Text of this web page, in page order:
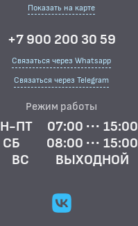
Показать на карте
+7 900 200 30 59
Связаться через Whatsapp
Связаться через Telegram
Режим работы
ПТ
07:00 ··· 15:00
СБ
08:00 ··· 15:00
ВС
ВЫХОДНОЙ